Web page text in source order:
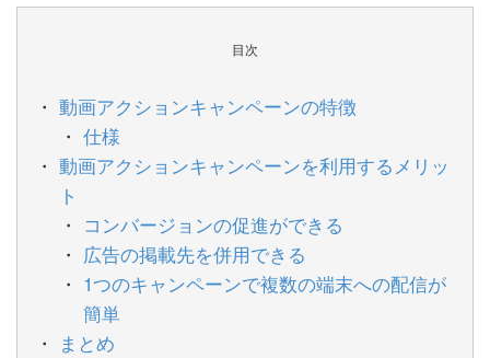
目次
動画アクションキャンペーンの特徴
仕様
動画アクションキャンペーンを利用するメリッ
ト
コンバージョンの促進ができる
広告の掲載先を併用できる
1つのキャンペーンで複数の端末への配信が
簡単
まとめ